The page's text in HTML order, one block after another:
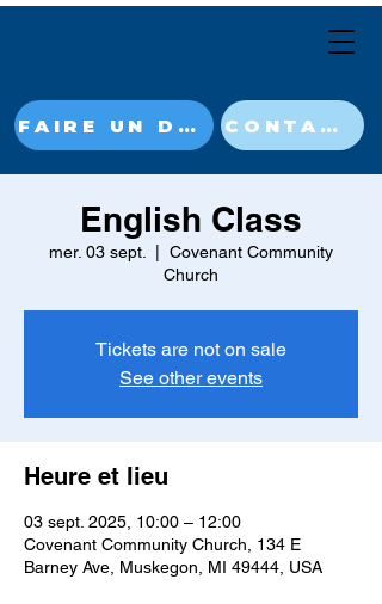
FAIRE UN DON MAINTENANT CONTACT
English Class
mer. 03 sept.
Covenant Community
Church
Tickets are not on sale
See other events
Heure et lieu
03 sept. 2025, 10:00 – 12:00
Covenant Community Church, 134 E
Barney Ave, Muskegon, MI 49444, USA